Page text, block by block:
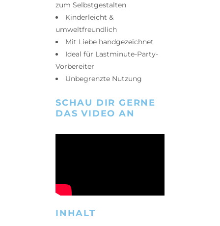
zum Selbstgestalten
Kinderleicht &
umweltfreundlich
Mit Liebe handgezeichnet
Ideal für Lastminute-Party-
Vorbereiter
Unbegrenzte Nutzung
SCHAU DIR GERNE
DAS VIDEO AN
INHALT